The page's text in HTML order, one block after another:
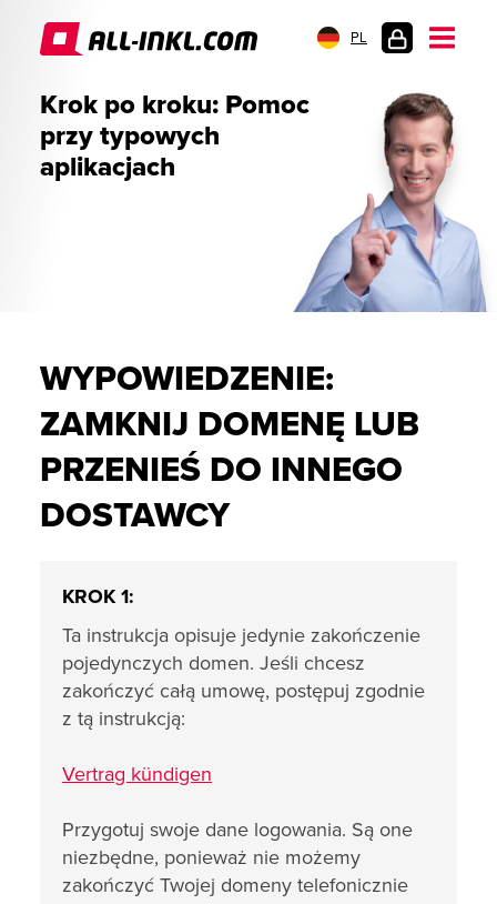
PL
Krok po kroku: Pomoc
przy typowych
aplikacjach
WYPOWIEDZENIE:
ZAMKNIJ DOMENĘ LUB
PRZENIEŚ DO INNEGO
DOSTAWCY
KROK 1:
Ta instrukcja opisuje jedynie zakończenie
pojedynczych domen. Jeśli chcesz
zakończyć całą umowę, postępuj zgodnie
z tą instrukcją:
Vertrag kündigen
Przygotuj swoje dane logowania. Są one
niezbędne, ponieważ nie możemy
zakończyć Twojej domeny telefonicznie